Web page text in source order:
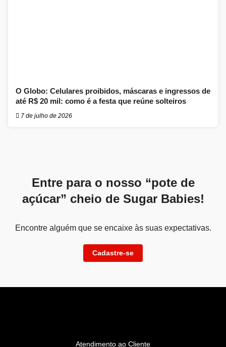
O Globo: Celulares proibidos, máscaras e ingressos de
até R$ 20 mil: como é a festa que reúne solteiros
7 de julho de 2026
Entre para o nosso “pote de
açúcar” cheio de Sugar Babies!
Encontre alguém que se encaixe às suas expectativas.
Cadastre-se
Atendimento ao Cliente